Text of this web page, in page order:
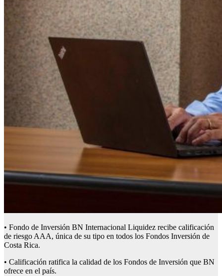
• Fondo de Inversión BN Internacional Liquidez recibe calificación
de riesgo AAA, única de su tipo en todos los Fondos Inversión de
Costa Rica.
• Calificación ratifica la calidad de los Fondos de Inversión que BN
ofrece en el país.